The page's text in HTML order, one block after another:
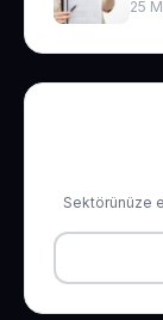
25
Sektörünüze